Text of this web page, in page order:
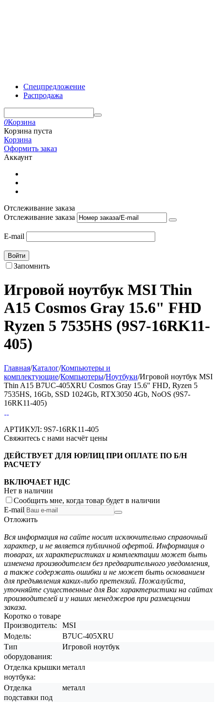
Спецпредложение
Распродажа
0Корзина
Корзина пуста
Корзина
Оформить заказ
Аккаунт
Отслеживание заказа
Отслеживание заказа
E-mail
Войти
Запомнить
Игровой ноутбук MSI Thin
A15 Cosmos Gray 15.6" FHD
Ryzen 5 7535HS (9S7-16RK11-
405)
Главная/Каталог/Компьютеры и
комплектующие/Компьютеры/Ноутбуки/Игровой ноутбук MSI
Thin A15 B7UC-405XRU Cosmos Gray 15.6" FHD, Ryzen 5
7535HS, 16Gb, SSD 1024Gb, RTX3050 4Gb, NoOS (9S7-
16RK11-405)
АРТИКУЛ: 9S7-16RK11-405
Свяжитесь с нами насчёт цены
ДЕЙСТВУЕТ ДЛЯ ЮРЛИЦ ПРИ ОПЛАТЕ ПО Б/Н
РАСЧЕТУ
ВКЛЮЧАЕТ НДС
Нет в наличии
Сообщить мне, когда товар будет в наличии
E-mail
Отложить
Вся информация на сайте носит исключительно справочный
характер, и не является публичной офертой. Информация о
товарах, их характеристиках и комплектации может быть
изменена производителем без предварительного уведомления,
а также содержать ошибки и не может быть основанием
для предъявления каких-либо претензий. Пожалуйста,
уточняйте существенные для Вас характеристики на сайтах
производителей и у наших менеджеров при размещении
заказа.
Коротко о товаре
Производитель:
MSI
Модель:
B7UC-405XRU
Тип
оборудования:
Игровой ноутбук
Отделка крышки
ноутбука:
металл
Отделка
подставки под
металл